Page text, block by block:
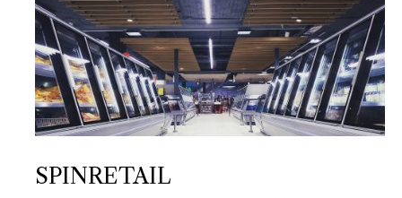
SPINRETAIL